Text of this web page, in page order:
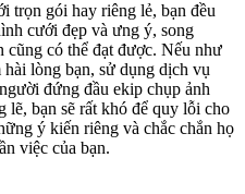
trọn gói hay riêng lẻ, bạn đều
cưới đẹp và ưng ý, song
cũng có thể đạt được. Nếu như
lòng bạn, sử dụng dịch vụ
đứng đầu ekip chụp ảnh
lẽ, bạn sẽ rất khó để quy lỗi cho
ý kiến riêng và chắc chắn họ
việc của bạn.